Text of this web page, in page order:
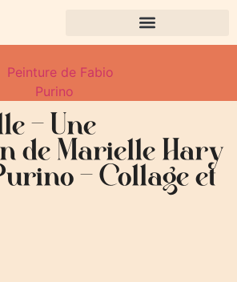
– Une
de Marielle Hary
– Collage et